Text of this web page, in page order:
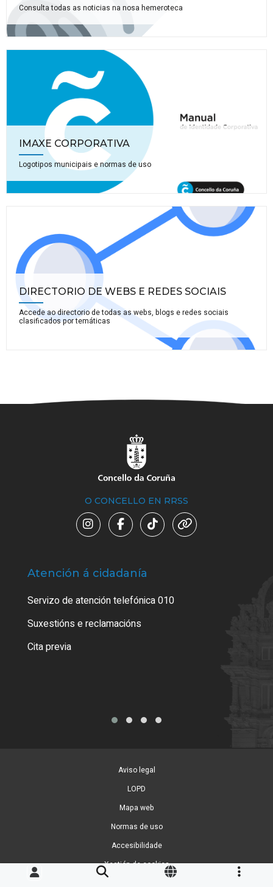
Consulta todas as noticias na nosa hemeroteca
IMAXE CORPORATIVA
Logotipos municipais e normas de uso
DIRECTORIO DE WEBS E REDES SOCIAIS
Accede ao directorio de todas as webs, blogs e redes sociais
clasificados por temáticas
O CONCELLO EN RRSS
Atención á cidadanía
Servizo de atención telefónica 010
Suxestións e reclamacións
Cita previa
Aviso legal
LOPD
Mapa web
Normas de uso
Accesibilidade
Xestión de cookies